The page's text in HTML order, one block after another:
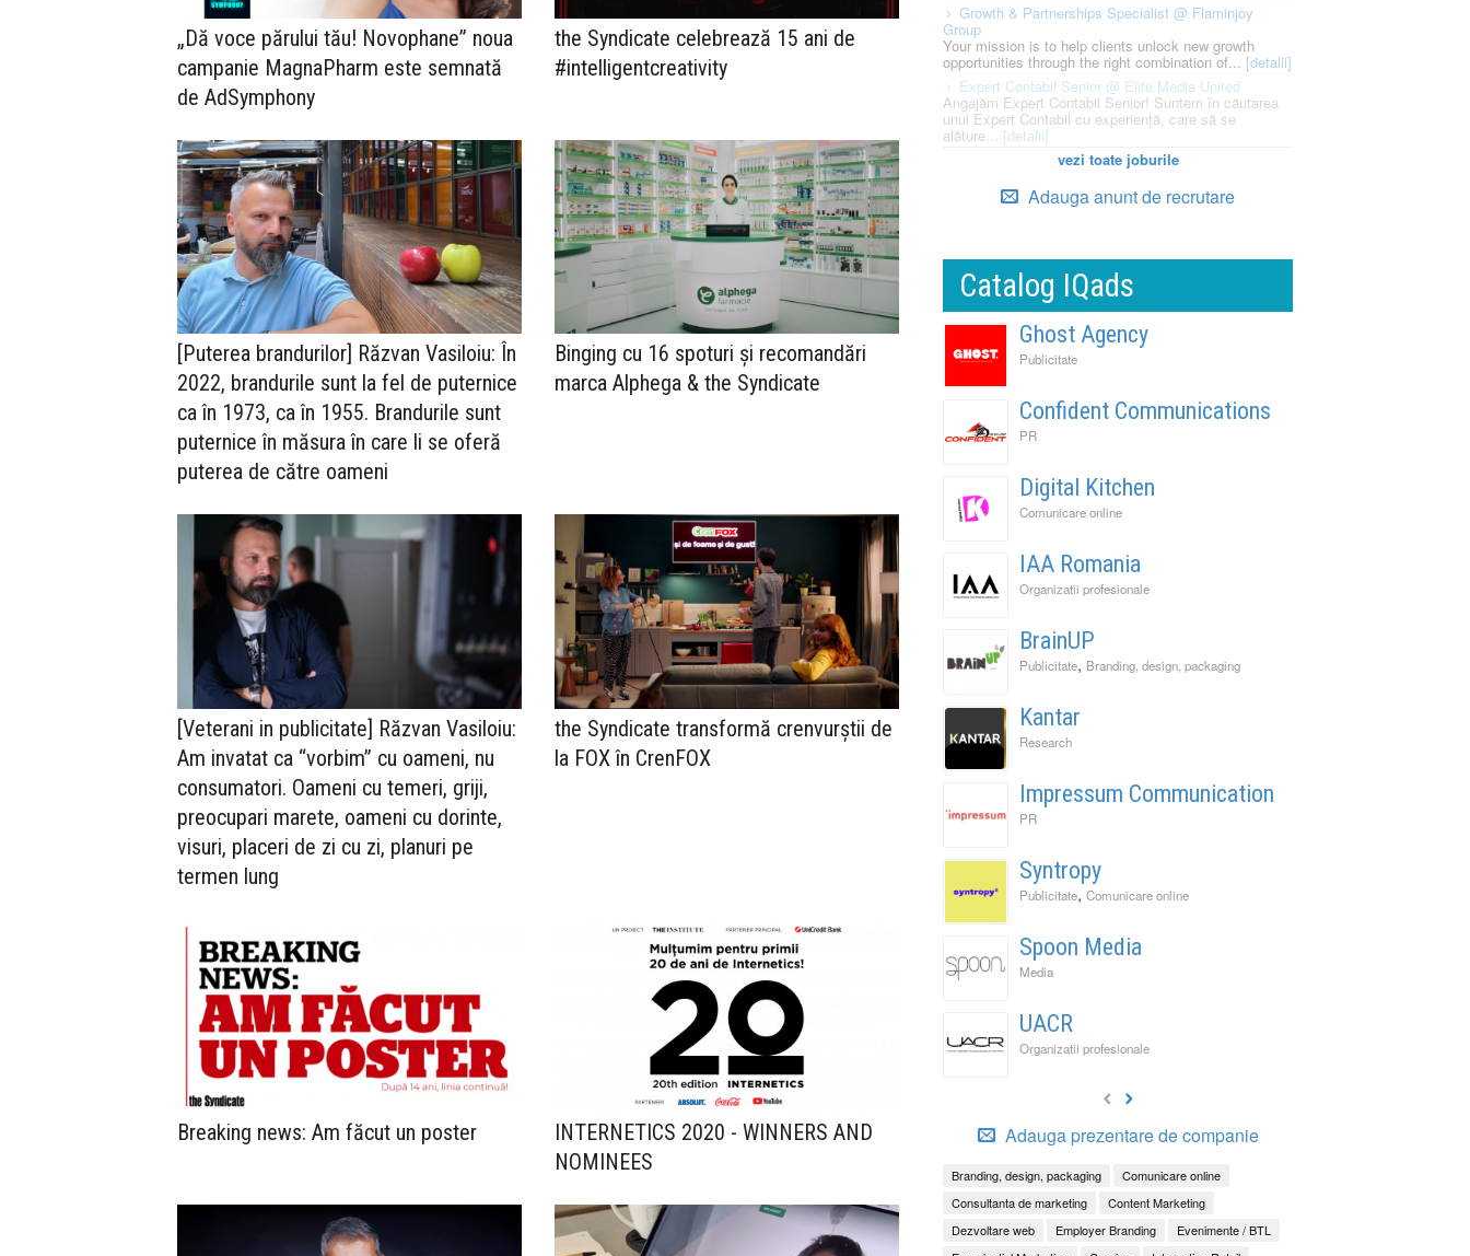
„Dă voce părului tău! Novophane” noua
campanie MagnaPharm este semnată
de AdSymphony
the Syndicate celebrează 15 ani de
#intelligentcreativity
[Puterea brandurilor] Răzvan Vasiloiu: În
2022, brandurile sunt la fel de puternice
ca în 1973, ca în 1955. Brandurile sunt
puternice în măsura în care li se oferă
puterea de către oameni
Binging cu 16 spoturi și recomandări
marca Alphega & the Syndicate
[Veterani in publicitate] Răzvan Vasiloiu:
Am invatat ca “vorbim” cu oameni, nu
consumatori. Oameni cu temeri, griji,
preocupari marete, oameni cu dorinte,
visuri, placeri de zi cu zi, planuri pe
termen lung
the Syndicate transformă crenvurștii de
la FOX în CrenFOX
Breaking news: Am făcut un poster
INTERNETICS 2020 - WINNERS AND
NOMINEES
Growth & Partnerships Specialist @ Flaminjoy
Group
Your mission is to help clients unlock new growth
opportunities through the right combination of... [detalii]
Expert Contabil Senior @ Elite Media United
Angajăm Expert Contabil Senior! Suntem în căutarea
unui Expert Contabil cu experiență, care să se
alăture... [detalii]
vezi toate joburile
Adauga anunt de recrutare
Catalog IQads
Ghost Agency
Publicitate
Confident Communications
PR
Digital Kitchen
Comunicare online
IAA Romania
Organizatii profesionale
BrainUP
Publicitate, Branding, design, packaging
Kantar
Research
Impressum Communication
PR
Syntropy
Publicitate, Comunicare online
Spoon Media
Media
UACR
Organizatii profesionale
Adauga prezentare de companie
Branding, design, packaging
Comunicare online
Consultanta de marketing
Content Marketing
Dezvoltare web
Employer Branding
Evenimente / BTL